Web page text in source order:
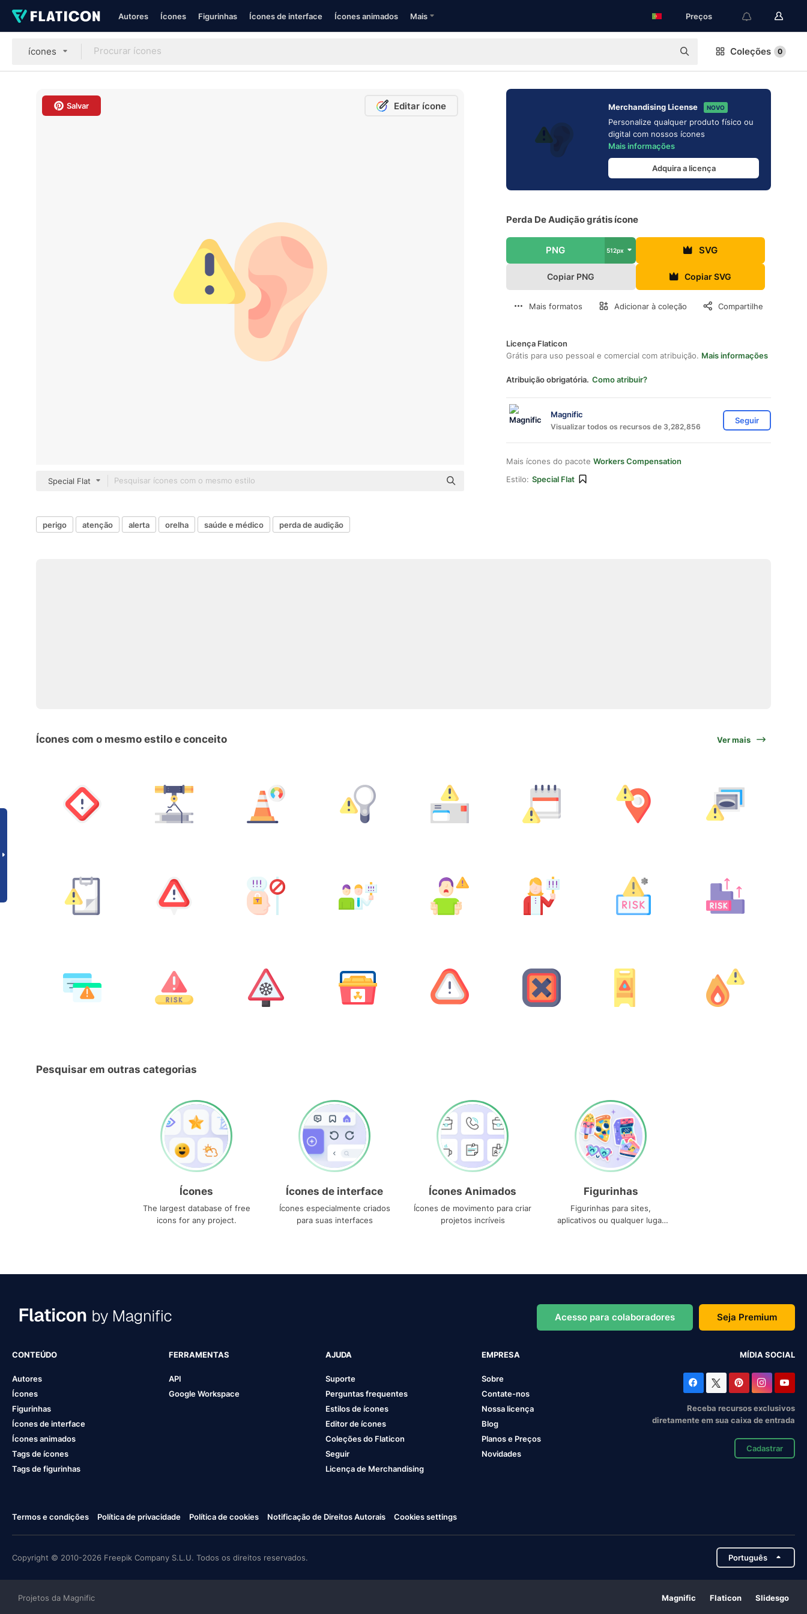
Autores Ícones Figurinhas Ícones de interface Ícones animados Mais Preços
ícones Coleções 0
Salvar Editar ícone
Special Flat
Merchandising License NOVO
Personalize qualquer produto físico ou
digital com nossos ícones
Mais informações
Adquira a licença
Perda De Audição grátis ícone
PNG 512px SVG
Copiar PNG Copiar SVG
Mais formatos Adicionar à coleção Compartilhe
Licença Flaticon
Grátis para uso pessoal e comercial com atribuição. Mais informações
Atribuição obrigatória. Como atribuir?
Magnific
Visualizar todos os recursos de 3,282,856
Seguir
Mais ícones do pacote Workers Compensation
Estilo: Special Flat
perigo atenção alerta orelha saúde e médico perda de audição
Ícones com o mesmo estilo e conceito Ver mais
Pesquisar em outras categorias
Ícones
The largest database of free
icons for any project.
Ícones de interface
Ícones especialmente criados
para suas interfaces
Ícones Animados
Ícones de movimento para criar
projetos incríveis
Figurinhas
Figurinhas para sites,
aplicativos ou qualquer lugar
Acesso para colaboradores Seja Premium
CONTEÚDO
Autores
Ícones
Figurinhas
Ícones de interface
Ícones animados
Tags de ícones
Tags de figurinhas
FERRAMENTAS
API
Google Workspace
AJUDA
Suporte
Perguntas frequentes
Estilos de ícones
Editor de ícones
Coleções do Flaticon
Seguir
Licença de Merchandising
EMPRESA
Sobre
Contate-nos
Nossa licença
Blog
Planos e Preços
Novidades
MÍDIA SOCIAL
Receba recursos exclusivos
diretamente em sua caixa de entrada
Cadastrar
Termos e condições Política de privacidade Política de cookies Notificação de Direitos Autorais Cookies settings
Copyright © 2010-2026 Freepik Company S.L.U. Todos os direitos reservados. Português
Projetos da Magnific Magnific Flaticon Slidesgo